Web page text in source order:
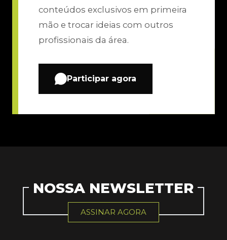
conteúdos exclusivos em primeira
mão e trocar ideias com outros
profissionais da área.
Participar agora
NOSSA NEWSLETTER
ASSINAR AGORA